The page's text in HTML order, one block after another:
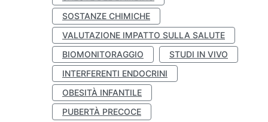
SOSTANZE CHIMICHE
VALUTAZIONE IMPATTO SULLA SALUTE
BIOMONITORAGGIO
STUDI IN VIVO
INTERFERENTI ENDOCRINI
OBESITÀ INFANTILE
PUBERTÀ PRECOCE